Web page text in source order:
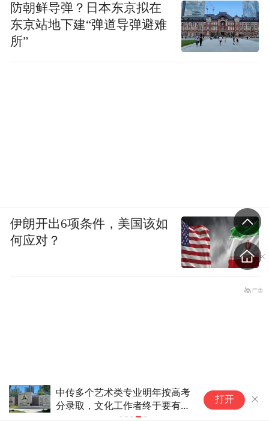
中传多个艺术类专业明年按高考
分录取，文化工作者终于要有文
打开
防朝鲜导弹？日本东京拟在
东京站地下建“弹道导弹避难
所”
伊朗开出6项条件，美国该如
何应对？